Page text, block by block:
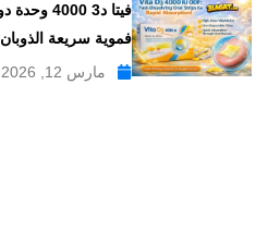
فموية سريعة الذوبان
مارس 12, 2026